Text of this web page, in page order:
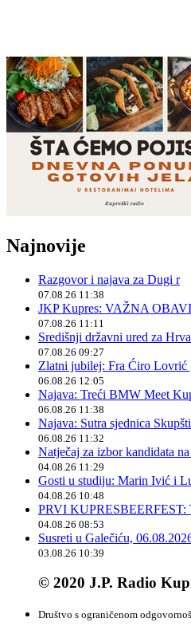
Najnovije
Razgovor i najava za Dugi r
07.08.26 11:38
JKP Kupres: VAŽNA
07.08.26 11:11
Središnji državni ured za
07.08.26 09:27
Zlatni jubilej: Fra Ćiro Lovrić
06.08.26 12:05
Najava: Treći BMW Meet
06.08.26 11:38
Najava: Sutra sjednica
06.08.26 11:32
Natječaj za izbor kandidata
04.08.26 11:29
Gosti u studiju: Marin Ivić i
04.08.26 10:48
PRVI KUPRESBEERFEST:
04.08.26 08:53
Susreti u Galečiću,
03.08.26 10:39
© 2020 J.P. Radio
Društvo s ograničenom